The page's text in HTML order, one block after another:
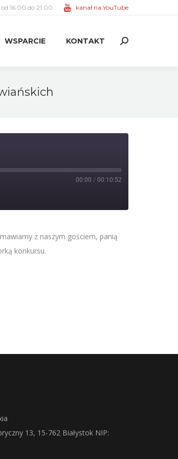
16:00 do 21:00 kanał na YouTube
WSPARCIE KONTAKT Search:
00:00 / 00:10:52
z naszym gościem, panią
konkursu.
13, 15-762 Białystok NIP: